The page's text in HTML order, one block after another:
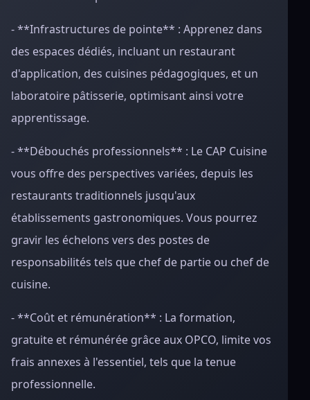
- **Infrastructures de pointe** : Apprenez dans
des espaces dédiés, incluant un restaurant
d'application, des cuisines pédagogiques, et un
laboratoire pâtisserie, optimisant ainsi votre
apprentissage.
- **Débouchés professionnels** : Le CAP Cuisine
vous offre des perspectives variées, depuis les
restaurants traditionnels jusqu'aux
établissements gastronomiques. Vous pourrez
gravir les échelons vers des postes de
responsabilités tels que chef de partie ou chef de
cuisine.
- **Coût et rémunération** : La formation,
gratuite et rémunérée grâce aux OPCO, limite vos
frais annexes à l'essentiel, tels que la tenue
professionnelle.